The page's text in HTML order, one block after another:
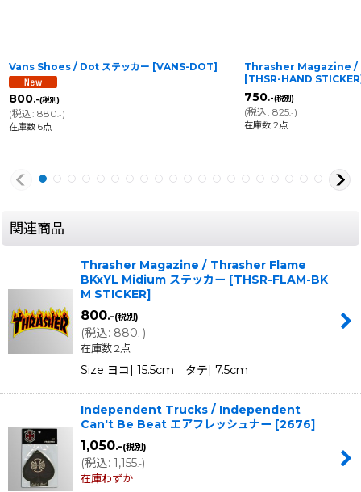
Vans Shoes / Dot ステッカー [VANS-DOT]
800.-(税別)
(税込: 880 .-)
在庫数 6点
Thrasher Magazine /
[THSR-HAND STICKER
750.-(税別)
(税込: 825.-)
在庫数 2点
関連商品
Thrasher Magazine / Thrasher Flame
BKxYL Midium ステッカー [THSR-FLAM-BK
M STICKER]
800.-(税別)
(税込: 880.-)
在庫数 2点
Size ヨコ| 15.5cm タテ| 7.5cm
Independent Trucks / Independent
Can't Be Beat エアフレッシュナー [2676]
1,050.-(税別)
(税込: 1,155.-)
在庫わずか